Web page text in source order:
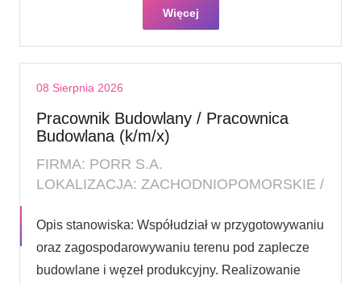
Więcej
08 Sierpnia 2026
Pracownik Budowlany / Pracownica
Budowlana (k/m/x)
FIRMA: PORR S.A.
LOKALIZACJA: ZACHODNIOPOMORSKIE /
Opis stanowiska: Współudział w przygotowywaniu
oraz zagospodarowywaniu terenu pod zaplecze
budowlane i węzeł produkcyjny. Realizowanie